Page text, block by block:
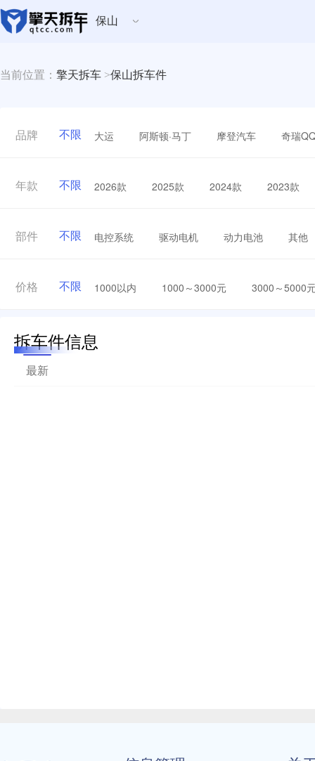
保山
当前位置： 擎天拆车 >保山拆车件
品牌 不限 大运 阿斯顿·马丁 摩登汽车 奇瑞
年款 不限 2026款 2025款 2024款 2023款
部件 不限 电控系统 驱动电机 动力电池 其他
价格 不限 1000以内 1000～3000元 3000～5000
拆车件信息
最新